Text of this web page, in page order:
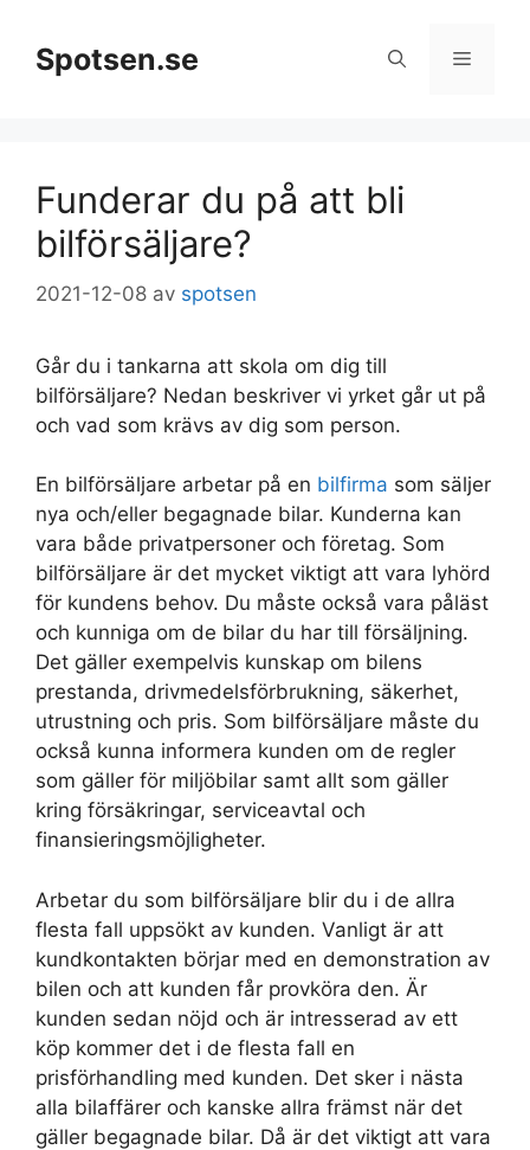
innehållSpotsen.se Meny
Funderar du på att bli
bilförsäljare?
2021-12-08 av spotsen
Går du i tankarna att skola om dig till
bilförsäljare? Nedan beskriver vi yrket går ut på
och vad som krävs av dig som person.
En bilförsäljare arbetar på en bilfirma som säljer
nya och/eller begagnade bilar. Kunderna kan
vara både privatpersoner och företag. Som
bilförsäljare är det mycket viktigt att vara lyhörd
för kundens behov. Du måste också vara påläst
och kunniga om de bilar du har till försäljning.
Det gäller exempelvis kunskap om bilens
prestanda, drivmedelsförbrukning, säkerhet,
utrustning och pris. Som bilförsäljare måste du
också kunna informera kunden om de regler
som gäller för miljöbilar samt allt som gäller
kring försäkringar, serviceavtal och
finansieringsmöjligheter.
Arbetar du som bilförsäljare blir du i de allra
flesta fall uppsökt av kunden. Vanligt är att
kundkontakten börjar med en demonstration av
bilen och att kunden får provköra den. Är
kunden sedan nöjd och är intresserad av ett
köp kommer det i de flesta fall en
prisförhandling med kunden. Det sker i nästa
alla bilaffärer och kanske allra främst när det
gäller begagnade bilar. Då är det viktigt att vara